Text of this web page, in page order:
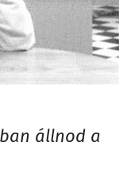
állnod a